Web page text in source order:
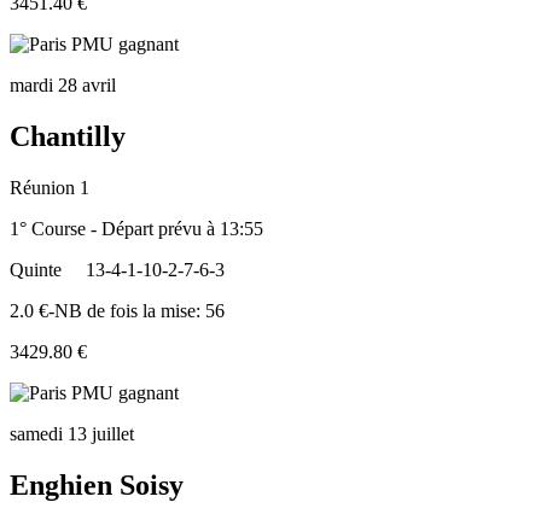
mardi 28 avril
Chantilly
Réunion 1
1° Course - Départ prévu à 13:55
Quinte
13-4-1-10-2-7-6-3
2.0 €-NB de fois la mise: 56
3429.80 €
samedi 13 juillet
Enghien Soisy